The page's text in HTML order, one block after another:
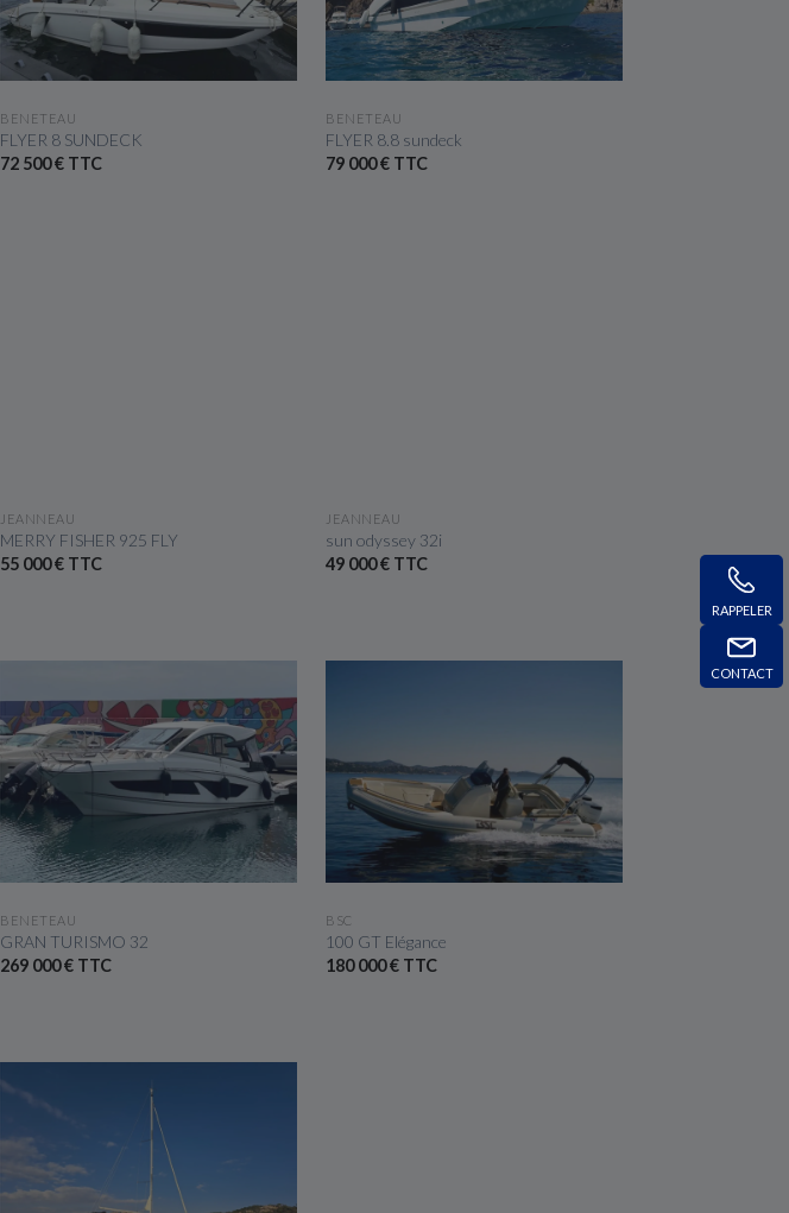
RAPPELER
CONTACT
BENETEAU
FLYER 8 SUNDECK
72 500 € TTC
BENETEAU
FLYER 8.8 sundeck
79 000 € TTC
JEANNEAU
MERRY FISHER 925 FLY
55 000 € TTC
JEANNEAU
sun odyssey 32i
49 000 € TTC
BENETEAU
GRAN TURISMO 32
269 000 € TTC
BSC
100 GT Elégance
180 000 € TTC